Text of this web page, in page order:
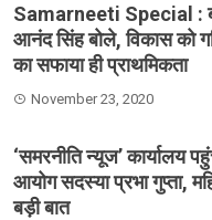
Samarneeti Special :
आनंद सिंह बोले, विकास को
का सफाया ही प्राथमिकता
November 23, 2020
‘समरनीति न्यूज’ कार्यालय
आयोग सदस्या प्रभा गुप्ता,
बड़ी बात